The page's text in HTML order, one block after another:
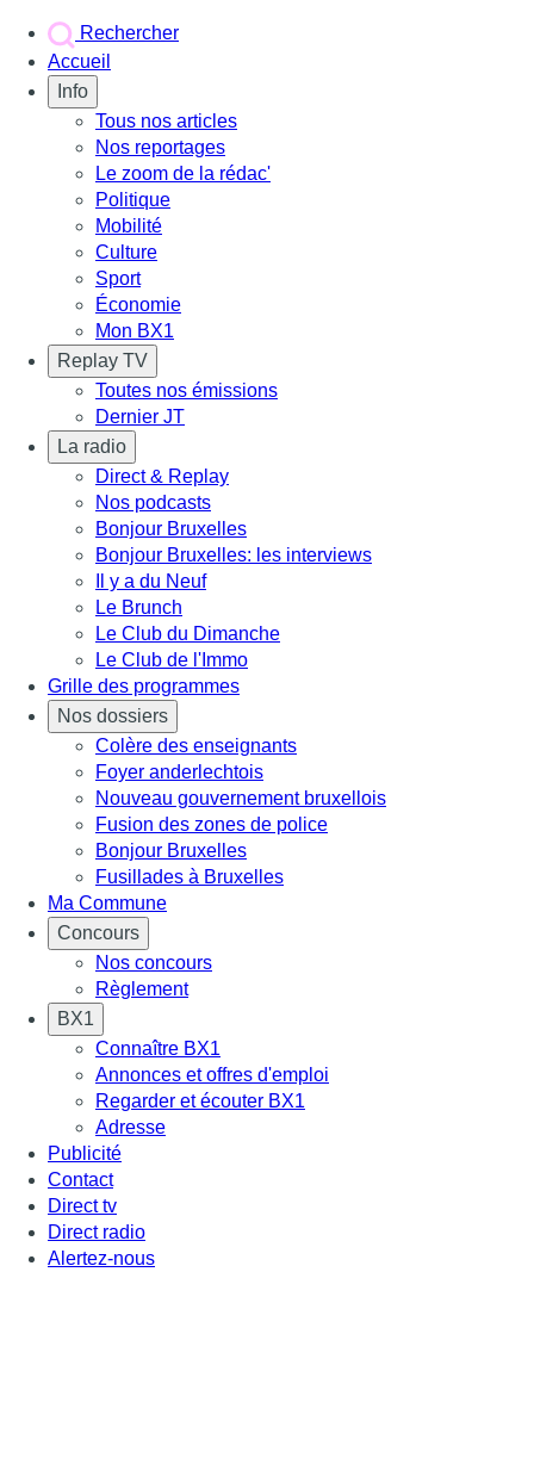
Rechercher
Accueil
Info
Tous nos articles
Nos reportages
Le zoom de la rédac'
Politique
Mobilité
Culture
Sport
Économie
Mon BX1
Replay TV
Toutes nos émissions
Dernier JT
La radio
Direct & Replay
Nos podcasts
Bonjour Bruxelles
Bonjour Bruxelles: les interviews
Il y a du Neuf
Le Brunch
Le Club du Dimanche
Le Club de l'Immo
Grille des programmes
Nos dossiers
Colère des enseignants
Foyer anderlechtois
Nouveau gouvernement bruxellois
Fusion des zones de police
Bonjour Bruxelles
Fusillades à Bruxelles
Ma Commune
Concours
Nos concours
Règlement
BX1
Connaître BX1
Annonces et offres d'emploi
Regarder et écouter BX1
Adresse
Publicité
Contact
Direct tv
Direct radio
Alertez-nous